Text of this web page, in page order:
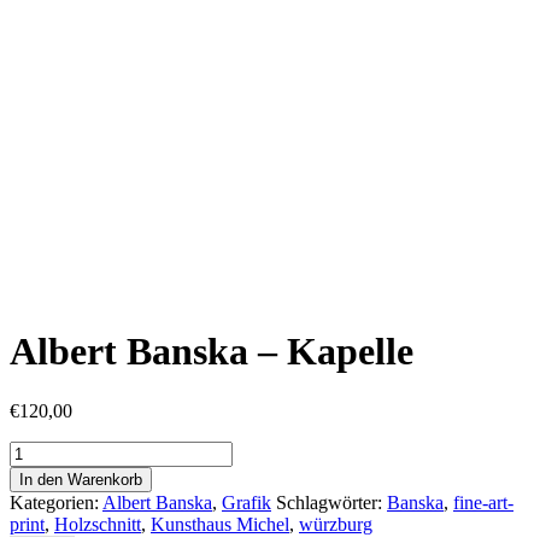
Albert Banska – Kapelle
€120,00
Albert
Banska
-
Kapelle
Menge
In den Warenkorb
Kategorien: Albert Banska, Grafik Schlagwörter: Banska, fine-art-
print, Holzschnitt, Kunsthaus Michel, würzburg